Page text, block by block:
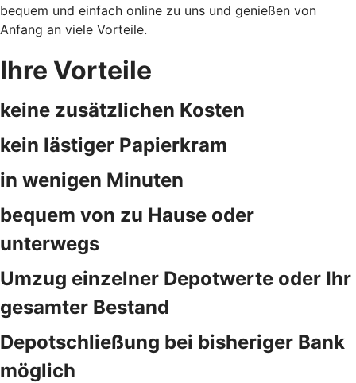
bequem und einfach online zu uns und genießen von
Anfang an viele Vorteile.
Ihre Vorteile
keine zusätzlichen Kosten
kein lästiger Papierkram
in wenigen Minuten
bequem von zu Hause oder
unterwegs
Umzug einzelner Depotwerte oder Ihr
gesamter Bestand
Depotschließung bei bisheriger Bank
möglich